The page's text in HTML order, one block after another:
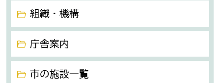
組織・機構
庁舎案内
市の施設一覧